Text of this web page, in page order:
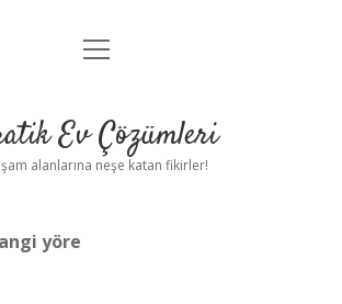
Anasayfa
Yasal Uyarı
menüyü
Ev Çözümleri
alanlarına neşe katan fikirler!
yöre